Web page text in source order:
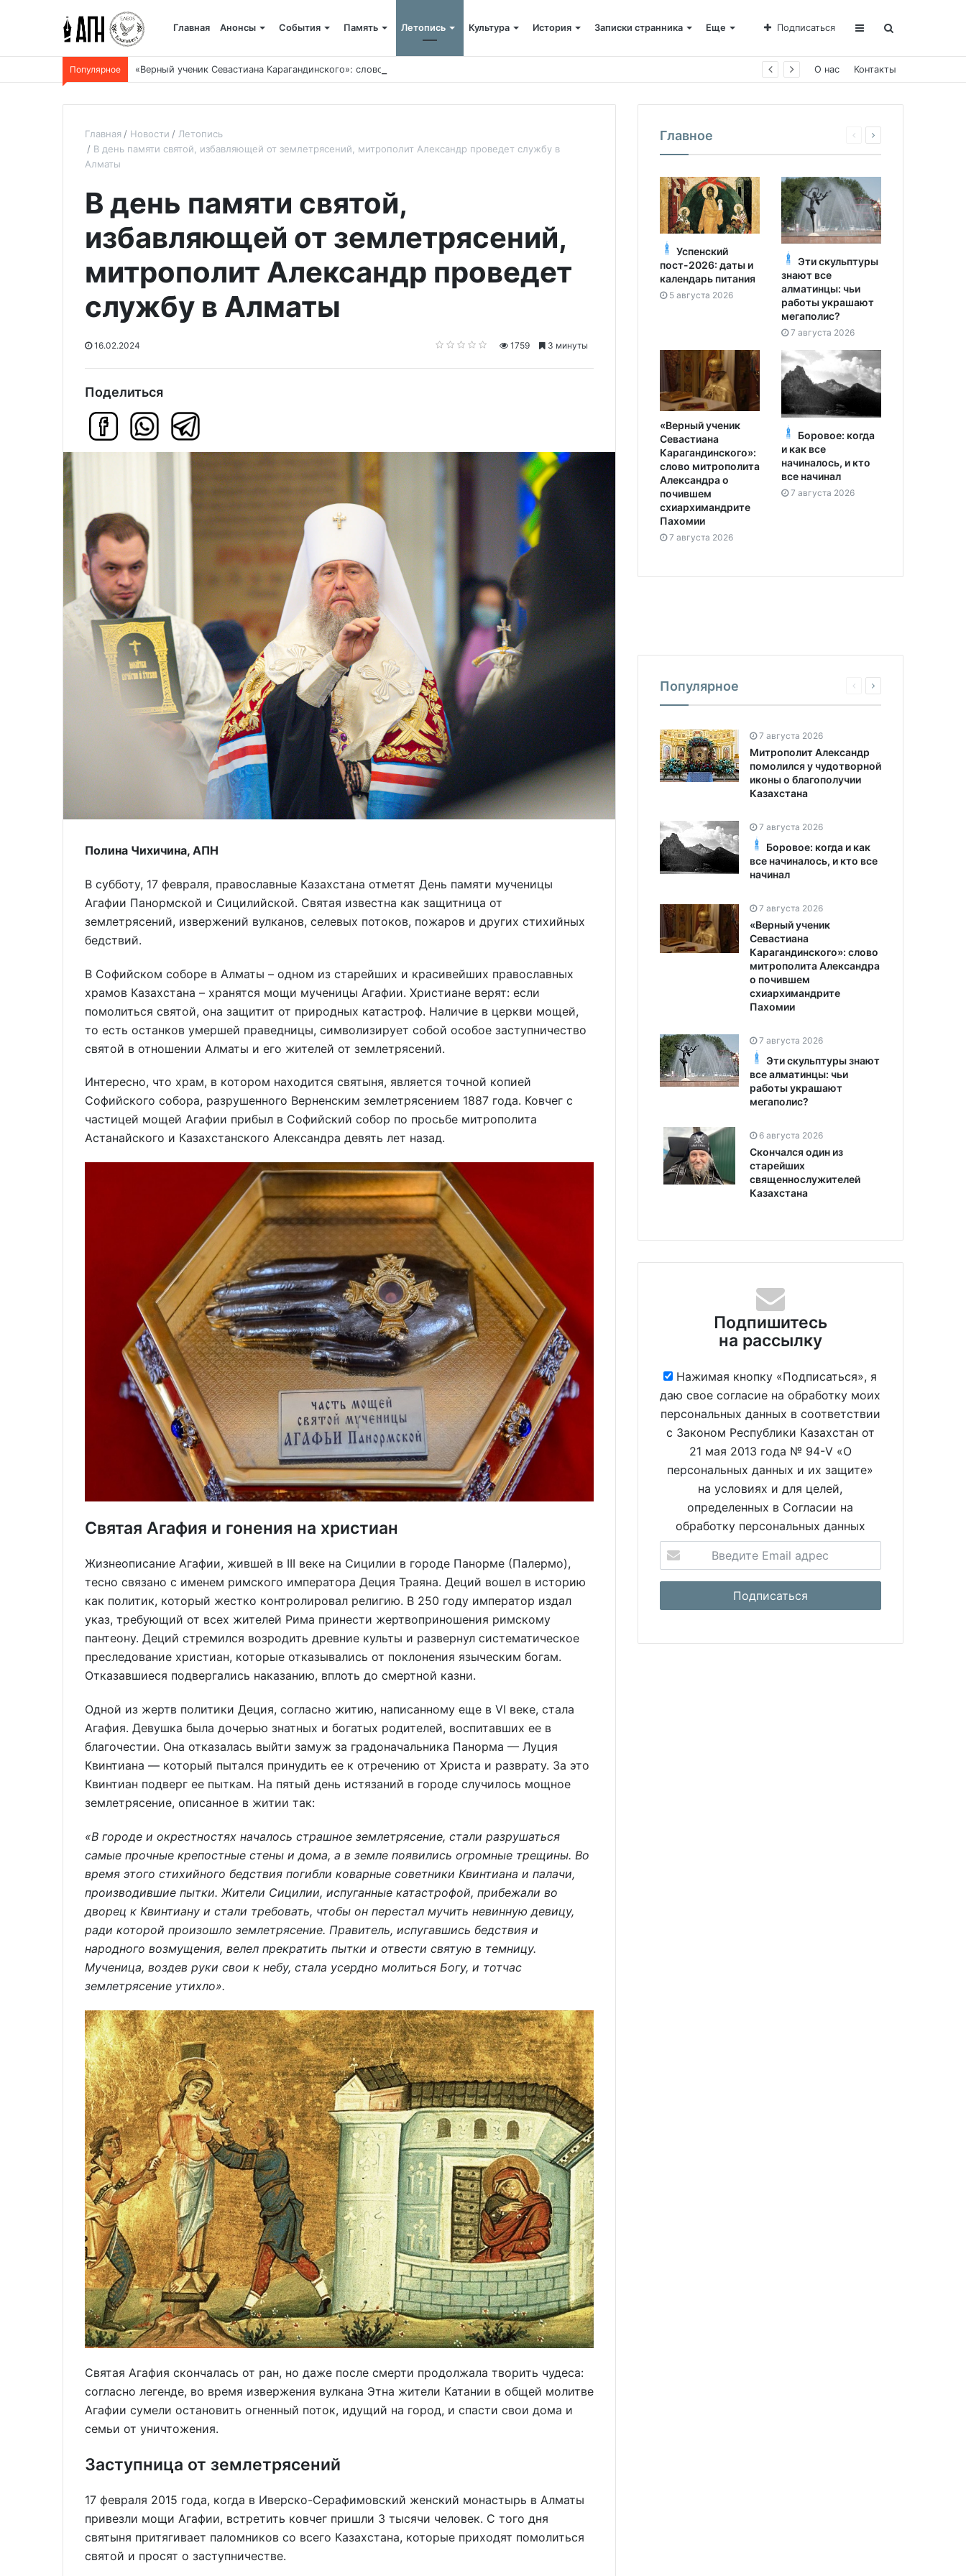
Главная Анонсы События Память Летопись Культура История Записки странника Еще Подписаться
Популярное «Верный ученик Севастиана Карагандинского»: слово митрополита Александра о почившем схиархимандрите Пахомии О нас Контакты
Главная Новости
Летопись
В день памяти святой, избавляющей от землетрясений, митрополит Александр проведет службу в
Алматы
В день памяти святой,
избавляющей от землетрясений,
митрополит Александр проведет
службу в Алматы
16.02.2024 1759 3 минуты
Поделиться
Полина Чихичина, АПН
В субботу, 17 февраля, православные Казахстана отметят День памяти мученицы
Агафии Панормской и Сицилийской. Святая известна как защитница от
землетрясений, извержений вулканов, селевых потоков, пожаров и других стихийных
бедствий.
В Софийском соборе в Алматы – одном из старейших и красивейших православных
храмов Казахстана – хранятся мощи мученицы Агафии. Христиане верят: если
помолиться святой, она защитит от природных катастроф. Наличие в церкви мощей,
то есть останков умершей праведницы, символизирует собой особое заступничество
святой в отношении Алматы и его жителей от землетрясений.
Интересно, что храм, в котором находится святыня, является точной копией
Софийского собора, разрушенного Верненским землетрясением 1887 года. Ковчег с
частицей мощей Агафии прибыл в Софийский собор по просьбе митрополита
Астанайского и Казахстанского Александра девять лет назад.
Святая Агафия и гонения на христиан
Жизнеописание Агафии, жившей в III веке на Сицилии в городе Панорме (Палермо),
тесно связано с именем римского императора Деция Траяна. Деций вошел в историю
как политик, который жестко контролировал религию. В 250 году император издал
указ, требующий от всех жителей Рима принести жертвоприношения римскому
пантеону. Деций стремился возродить древние культы и развернул систематическое
преследование христиан, которые отказывались от поклонения языческим богам.
Отказавшиеся подвергались наказанию, вплоть до смертной казни.
Одной из жертв политики Деция, согласно житию, написанному еще в VI веке, стала
Агафия. Девушка была дочерью знатных и богатых родителей, воспитавших ее в
благочестии. Она отказалась выйти замуж за градоначальника Панорма — Луция
Квинтиана — который пытался принудить ее к отречению от Христа и разврату. За это
Квинтиан подверг ее пыткам. На пятый день истязаний в городе случилось мощное
землетрясение, описанное в житии так:
«В городе и окрестностях началось страшное землетрясение, стали разрушаться
самые прочные крепостные стены и дома, а в земле появились огромные трещины. Во
время этого стихийного бедствия погибли коварные советники Квинтиана и палачи,
производившие пытки. Жители Сицилии, испуганные катастрофой, прибежали во
дворец к Квинтиану и стали требовать, чтобы он перестал мучить невинную девицу,
ради которой произошло землетрясение. Правитель, испугавшись бедствия и
народного возмущения, велел прекратить пытки и отвести святую в темницу.
Мученица, воздев руки свои к небу, стала усердно молиться Богу, и тотчас
землетрясение утихло».
Святая Агафия скончалась от ран, но даже после смерти продолжала творить чудеса:
согласно легенде, во время извержения вулкана Этна жители Катании в общей молитве
Агафии сумели остановить огненный поток, идущий на город, и спасти свои дома и
семьи от уничтожения.
Заступница от землетрясений
17 февраля 2015 года, когда в Иверско-Серафимовский женский монастырь в Алматы
привезли мощи Агафии, встретить ковчег пришли 3 тысячи человек. С того дня
святыня притягивает паломников со всего Казахстана, которые приходят помолиться
святой и просят о заступничестве.
Главное
Успенский
пост-2026: даты и
календарь питания
5 августа 2026
Эти скульптуры
знают все
алматинцы: чьи
работы украшают
мегаполис?
7 августа 2026
«Верный ученик
Севастиана
Карагандинского»:
слово митрополита
Александра о
почившем
схиархимандрите
Пахомии
7 августа 2026
Боровое: когда
и как все
начиналось, и кто
все начинал
7 августа 2026
Популярное
7 августа 2026
Митрополит Александр
помолился у чудотворной
иконы о благополучии
Казахстана
7 августа 2026
Боровое: когда и как
все начиналось, и кто все
начинал
7 августа 2026
«Верный ученик
Севастиана
Карагандинского»: слово
митрополита Александра
о почившем
схиархимандрите
Пахомии
7 августа 2026
Эти скульптуры знают
все алматинцы: чьи
работы украшают
мегаполис?
6 августа 2026
Скончался один из
старейших
священнослужителей
Казахстана
Подпишитесь
на рассылку
Нажимая кнопку «Подписаться», я
даю свое согласие на обработку моих
персональных данных в соответствии
с Законом Республики Казахстан от
21 мая 2013 года № 94-V «О
персональных данных и их защите»
на условиях и для целей,
определенных в Согласии на
обработку персональных данных